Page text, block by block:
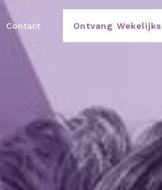
Contact Ontvang